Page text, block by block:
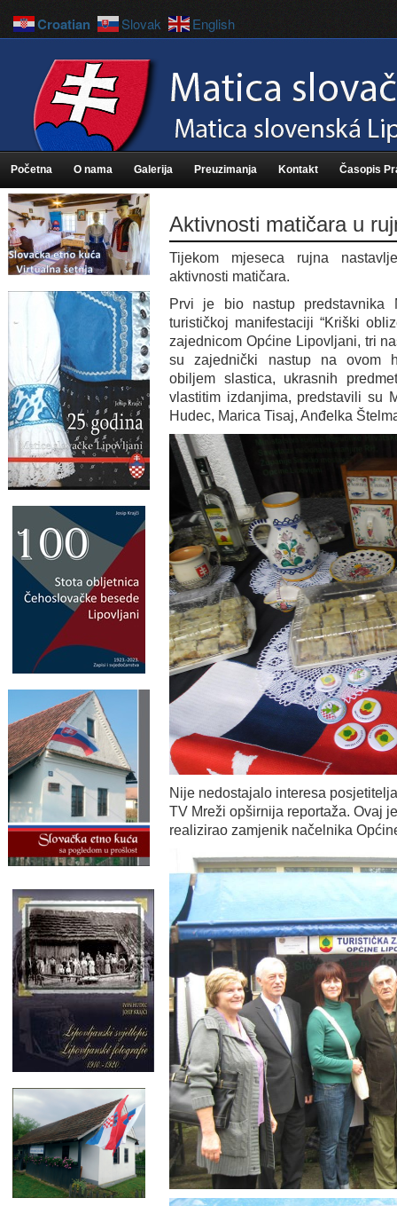
Početna O nama Galerija Preuzimanja Kontakt Časopis
Aktivnosti matičara u
Tijekom mjeseca rujna
aktivnosti matičara.
Prvi je bio nastup predstavnika
turističkoj manifestaciji “Kriški
zajednicom Općine Lipovljani, tri
su zajednički nastup na ovom
obiljem slastica, ukrasnih
vlastitim izdanjima, predstavili su
Hudec, Marica Tisaj, Anđelka
Nije nedostajalo interesa
TV Mreži opširnija reportaža. Ovaj
realizirao zamjenik načelnika
Croatian Slovak English